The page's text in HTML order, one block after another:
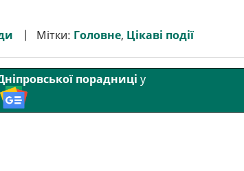
Мітки: Головне, Цікаві події
порадниці у